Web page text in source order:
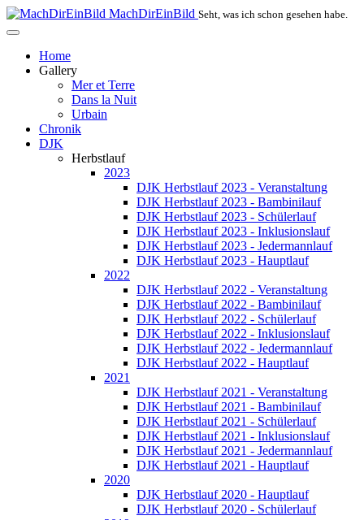
MachDirEinBild Seht, was ich schon gesehen habe.
Home
Gallery
Mer et Terre
Dans la Nuit
Urbain
Chronik
DJK
Herbstlauf
2023
DJK Herbstlauf 2023 - Veranstaltung
DJK Herbstlauf 2023 - Bambinilauf
DJK Herbstlauf 2023 - Schülerlauf
DJK Herbstlauf 2023 - Inklusionslauf
DJK Herbstlauf 2023 - Jedermannlauf
DJK Herbstlauf 2023 - Hauptlauf
2022
DJK Herbstlauf 2022 - Veranstaltung
DJK Herbstlauf 2022 - Bambinilauf
DJK Herbstlauf 2022 - Schülerlauf
DJK Herbstlauf 2022 - Inklusionslauf
DJK Herbstlauf 2022 - Jedermannlauf
DJK Herbstlauf 2022 - Hauptlauf
2021
DJK Herbstlauf 2021 - Veranstaltung
DJK Herbstlauf 2021 - Bambinilauf
DJK Herbstlauf 2021 - Schülerlauf
DJK Herbstlauf 2021 - Inklusionslauf
DJK Herbstlauf 2021 - Jedermannlauf
DJK Herbstlauf 2021 - Hauptlauf
2020
DJK Herbstlauf 2020 - Hauptlauf
DJK Herbstlauf 2020 - Schülerlauf